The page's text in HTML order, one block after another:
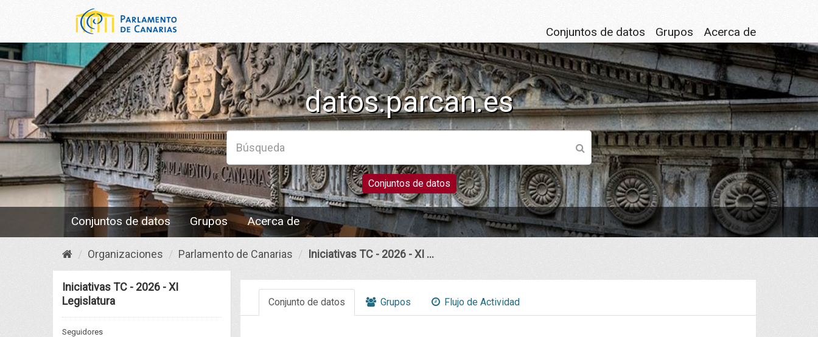
Conjuntos de datos Grupos Acerca de
datos.parcan.es
Conjuntos de datos
Conjuntos de datos Grupos Acerca de
Organizaciones Parlamento de Canarias Iniciativas TC - 2026 - XI ...
Iniciativas TC - 2026 - XI
Legislatura
Seguidores
Conjunto de datos Grupos Flujo de Actividad